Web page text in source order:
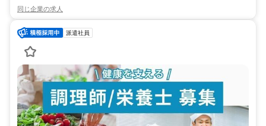
同じ企業の求人
派遣社員